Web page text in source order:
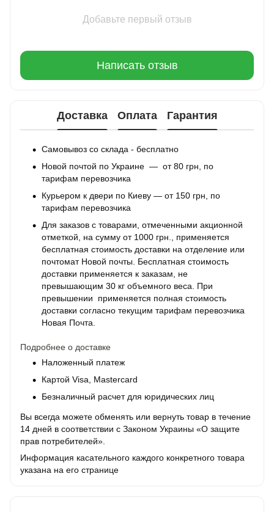
Добавьте первый отзыв
Написать отзыв
Доставка Оплата Гарантия
Самовывоз со склада - бесплатно
Новой почтой по Украине — от 80 грн, по
тарифам перевозчика
Курьером к двери по Киеву — от 150 грн, по
тарифам перевозчика
Для заказов с товарами, отмеченными акционной
отметкой, на сумму от 1000 грн., применяется
бесплатная стоимость доставки на отделение или
почтомат Новой почты. Бесплатная стоимость
доставки применяется к заказам, не
превышающим 30 кг объемного веса. При
превышении применяется полная стоимость
доставки согласно текущим тарифам перевозчика
Новая Почта.
Подробнее о доставке
Наложенный платеж
Картой Visa, Mastercard
Безналичный расчет для юридических лиц
Вы всегда можете обменять или вернуть товар в течение
14 дней в соответствии с Законом Украины «О защите
прав потребителей».
Информация касательного каждого конкретного товара
указана на его странице